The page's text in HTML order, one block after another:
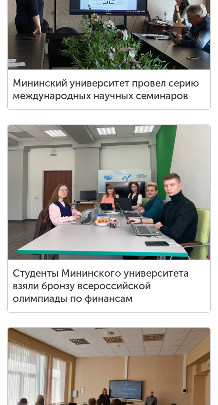
Мининский университет провел серию
международных научных семинаров
Студенты Мининского университета
взяли бронзу всероссийской
олимпиады по финансам